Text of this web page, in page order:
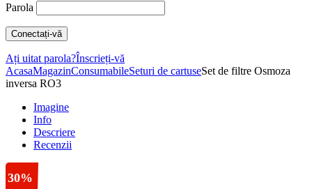
Parola
Ați uitat parola?Înscrieți-vă
AcasaMagazinConsumabileSeturi de cartuseSet de filtre Osmoza
inversa RO3
Imagine
Info
Descriere
Recenzii
30%